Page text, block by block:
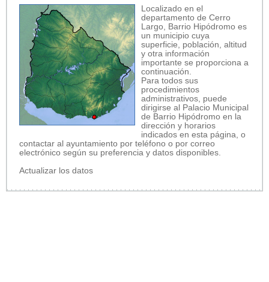
Localizado en el
departamento de Cerro
Largo, Barrio Hipódromo es
un municipio cuya
superficie, población, altitud
y otra información
importante se proporciona a
continuación.
Para todos sus
procedimientos
administrativos, puede
dirigirse al Palacio Municipal
de Barrio Hipódromo en la
dirección y horarios
indicados en esta página, o
contactar al ayuntamiento por teléfono o por correo
electrónico según su preferencia y datos disponibles.
Actualizar los datos